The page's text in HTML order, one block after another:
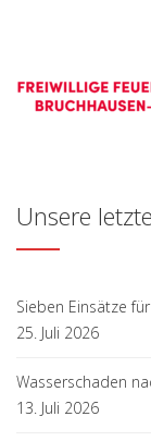
Unsere
Sieben Einsätze
25. Juli 2026
Wasserschaden
13. Juli 2026